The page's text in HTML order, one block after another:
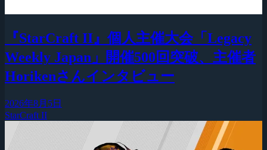
『StarCraft II』個人主催大会「Legacy
Weekly Japan」開催500回突破、主催者
Horikenさんインタビュー
2026年8月5日
StarCraft II